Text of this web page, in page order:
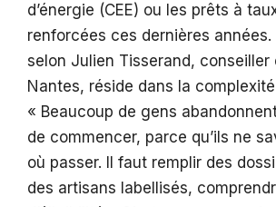
d’énergie (CEE) ou les prêts à
renforcées ces dernières années.
selon Julien Tisserand, conseiller
Nantes, réside dans la
« Beaucoup de gens
de commencer, parce qu’ils ne
où passer. Il faut remplir des
des artisans labellisés,